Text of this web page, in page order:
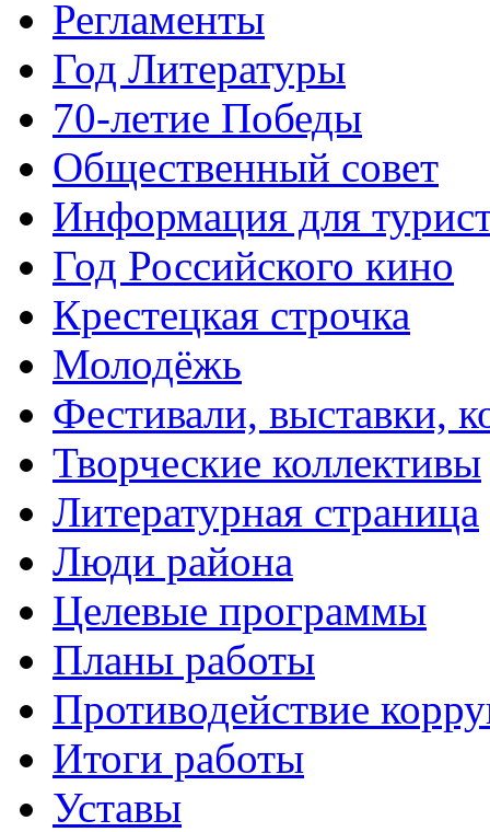
Регламенты
Год Литературы
70-летие Победы
Общественный совет
Информация для
Год Российского кино
Крестецкая строчка
Молодёжь
Фестивали, выставки,
Творческие коллективы
Литературная страница
Люди района
Целевые программы
Планы работы
Противодействие
Итоги работы
Уставы